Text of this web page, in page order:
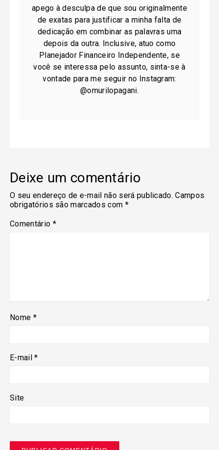
apego à desculpa de que sou originalmente
de exatas para justificar a minha falta de
dedicação em combinar as palavras uma
depois da outra. Inclusive, atuo como
Planejador Financeiro Independente, se
você se interessa pelo assunto, sinta-se à
vontade para me seguir no Instagram:
@omurilopagani.
Deixe um comentário
O seu endereço de e-mail não será publicado. Campos
obrigatórios são marcados com *
Comentário *
Nome *
E-mail*
Site